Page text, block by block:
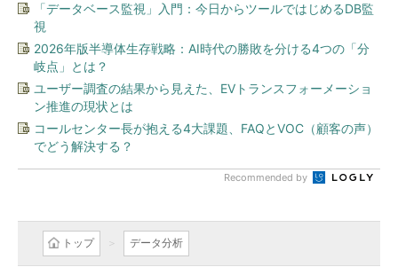
「データベース監視」入門：今日からツールではじめるDB監
視
2026年版半導体生存戦略：AI時代の勝敗を分ける4つの「分
岐点」とは？
ユーザー調査の結果から見えた、EVトランスフォーメーショ
ン推進の現状とは
コールセンター長が抱える4大課題、FAQとVOC（顧客の声）
でどう解決する？
Recommended by
トップ データ分析